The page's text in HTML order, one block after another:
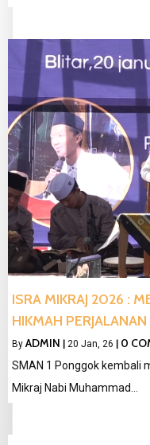
ISRA MIKRAJ 2026 :
HIKMAH
By ADMIN 20 Jan, 26 0
SMAN 1 Ponggok kembali
Mikraj Nabi Muhammad…